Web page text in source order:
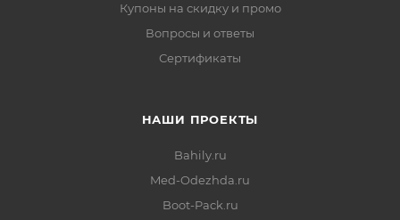
Купоны на скидку и промо
Вопросы и ответы
Сертификаты
НАШИ ПРОЕКТЫ
Bahily.ru
Med-Odezhda.ru
Boot-Pack.ru